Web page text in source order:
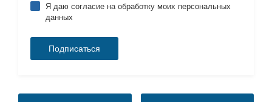
Я даю согласие на обработку моих персональных
данных